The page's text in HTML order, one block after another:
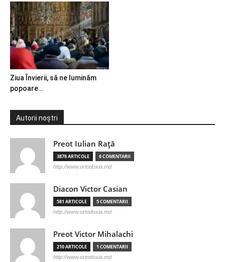
Ziua Învierii, să ne luminăm
popoare…
Autorii noștri
Preot Iulian Raţă
3878 ARTICOLE 6 COMENTARII
http://www.ortodoxia.md
Diacon Victor Casian
581 ARTICOLE 5 COMENTARII
http://www.ortodoxia.md
Preot Victor Mihalachi
210 ARTICOLE 1 COMENTARII
http://www.ortodoxia.md